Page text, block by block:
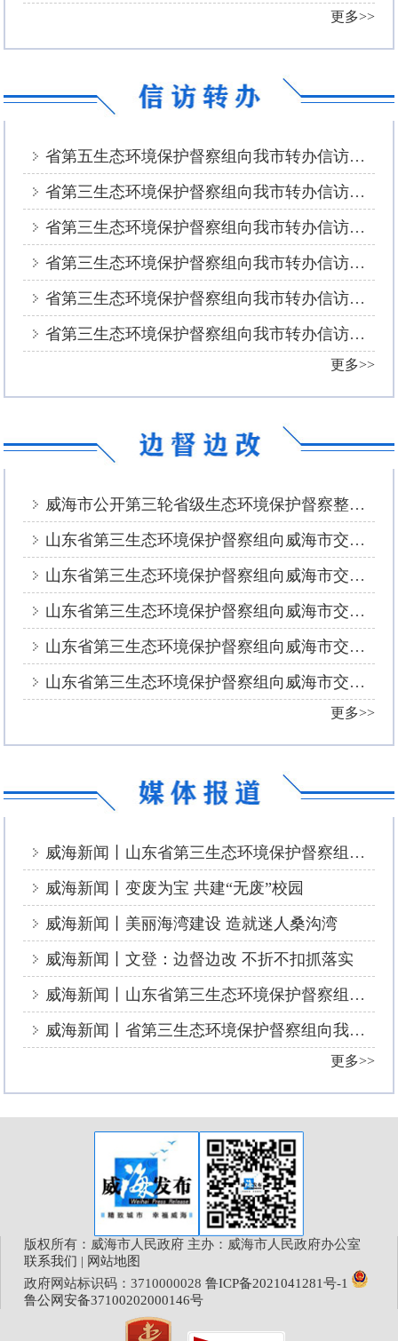
更多>>
省第五生态环境保护督察组向我市转办信访举报件情况（第二十二批）
省第三生态环境保护督察组向我市转办信访举报件情况（第二十一批）
省第三生态环境保护督察组向我市转办信访举报件情况（第二十批）
省第三生态环境保护督察组向我市转办信访举报件情况（第十九批）
省第三生态环境保护督察组向我市转办信访举报件情况（第十八批）
省第三生态环境保护督察组向我市转办信访举报件情况（第十七批）
更多>>
威海市公开第三轮省级生态环境保护督察整改落实情况
山东省第三生态环境保护督察组向威海市交办群众信访件（第二十二批）办理情况
山东省第三生态环境保护督察组向威海市交办群众信访件（第二十一批）办理情况
山东省第三生态环境保护督察组向威海市交办群众信访件（第二十批）办理情况
山东省第三生态环境保护督察组向威海市交办群众信访件（第十九批）办理情况
山东省第三生态环境保护督察组向威海市交办群众信访件（第十八批）办理情况
更多>>
威海新闻丨山东省第三生态环境保护督察组信访举报件及边督边改公开情况（第十七批、第十八批、第十九批、第二十批、第二十一批）
威海新闻丨变废为宝 共建“无废”校园
威海新闻丨美丽海湾建设 造就迷人桑沟湾
威海新闻丨文登：边督边改 不折不扣抓落实
威海新闻丨山东省第三生态环境保护督察组信访举报件及边督边改公开情况（第十四批）
威海新闻丨省第三生态环境保护督察组向我市转办信访举报件情况（第十九批）
更多>>
版权所有：威海市人民政府 主办：威海市人民政府办公室
联系我们 | 网站地图
政府网站标识码：3710000028 鲁ICP备2021041281号-1
鲁公网安备37100202000146号